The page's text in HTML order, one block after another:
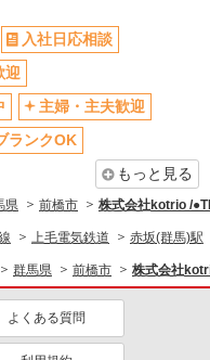
育休取得実績あり
当（家族・役職・インセン
など）あり
度あり
祉
ル（40代～）活躍中
勤OK
入社日応相談
迎
主婦・主夫歓迎
ランクOK
もっと見る
県 前橋市 株式会社kotrio /
上毛電気鉄道 赤坂(群馬)駅
群馬県 前橋市 株式会社
よくある質問